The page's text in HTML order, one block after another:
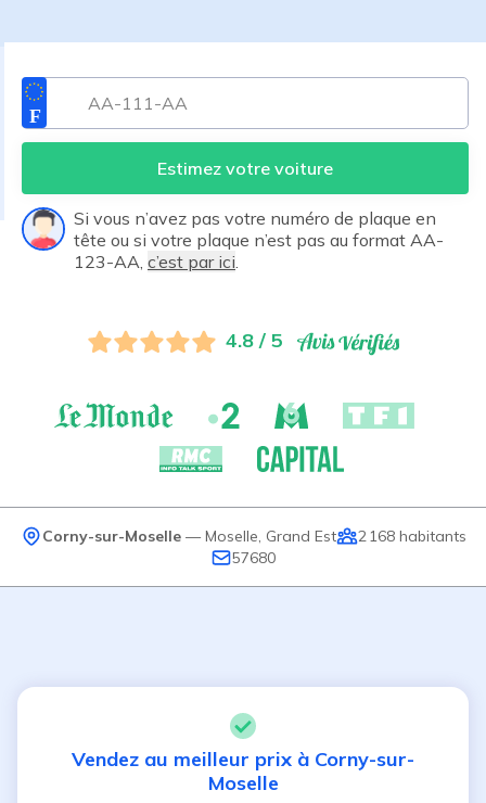
Estimez votre voiture
Si vous n’avez pas votre numéro de plaque en
tête ou si votre plaque n’est pas au format AA-
123-AA, c’est par ici
4.8 / 5
Corny-sur-Moselle— Moselle Grand Est 2 168habitants
57680
Vendez au meilleur prix à Corny-sur-
Moselle